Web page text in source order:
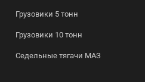
Грузовики 5 тонн
Грузовики 10 тонн
Седельные тягачи МАЗ